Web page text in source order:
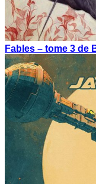
Fables – tome 3 de